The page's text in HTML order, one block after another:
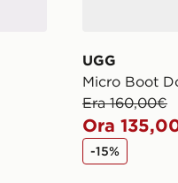
UGG
Micro Boot
Era 160,00€
Ora
-15%